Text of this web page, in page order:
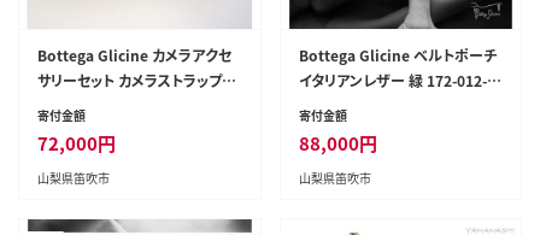
Bottega Glicine カメラアクセ
サリーセット カメラストラップ&
ハンドストラップ イタリアンレザ
natural
寄付金額
72,000円
山梨県笛吹市
Bottega Glicine ベルトポーチ
イタリアンレザー 緑 172-012-gr
een
寄付金額
88,000円
山梨県笛吹市